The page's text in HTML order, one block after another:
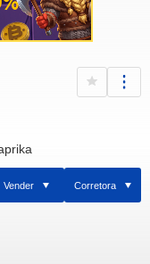
Vender Corretora